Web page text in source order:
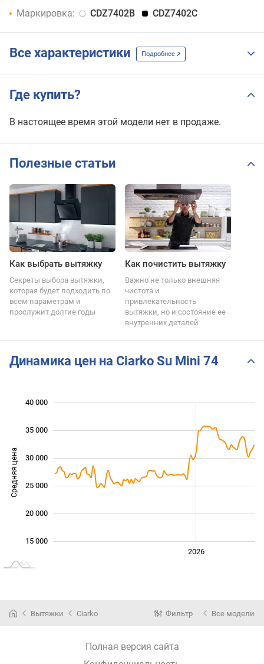
Маркировка:
CDZ7402B CDZ7402C
Все характеристики Подробнее
Где купить?
В настоящее время этой модели нет в продаже.
Полезные статьи
Как выбрать вытяжку
Секреты выбора вытяжки,
которая будет подходить по
всем параметрам и
прослужит долгие годы
Как почистить вытяжку
Важно не только внешняя
чистота и
привлекательность
вытяжки, но и состояние ее
внутренних деталей
Динамика цен на Ciarko Su Mini 74
Средняя цена
15 000
20 000
25 000
30 000
35 000
40 000
2026
Вытяжки Ciarko Фильтр Все модели
Полная версия сайта